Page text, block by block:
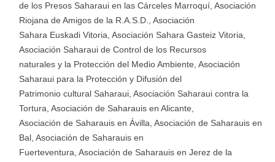
de los Presos Saharaui en las Cárceles Marroquí, Asociación
Riojana de Amigos de la R.A.S.D., Asociación
Sahara Euskadi Vitoria, Asociación Sahara Gasteiz Vitoria,
Asociación Saharaui de Control de los Recursos
naturales y la Protección del Medio Ambiente, Asociación
Saharaui para la Protección y Difusión del
Patrimonio cultural Saharaui, Asociación Saharaui contra la
Tortura, Asociación de Saharauis en Alicante,
Asociación de Saharauis en Ávilla, Asociación de Saharauis en
Bal, Asociación de Saharauis en
Fuerteventura, Asociación de Saharauis en Jerez de la